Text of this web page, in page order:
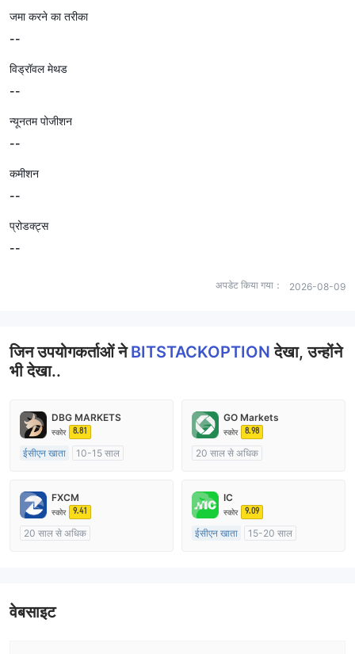
जमा करने का तरीका
--
विड्रॉवल मेथड
--
न्यूनतम पोजीशन
--
कमीशन
--
प्रोडक्ट्स
--
अपडेट किया गया： 2026-08-09
जिन उपयोगकर्ताओं नेBITSTACKOPTIONदेखा, उन्होंने
भी देखा..
DBG MARKETS
स्कोर 8.81
ईसीएन खाता
10-15 साल
मार्केट मेकिंग (एमएम)
मुख्य-लेबल MT4
GO Markets
स्कोर 8.98
20 साल से अधिक
मार्केट मेकिंग (एमएम)
FXCM
स्कोर 9.41
20 साल से अधिक
IC
स्कोर 9.09
ईसीएन खाता
15-20 साल
वेबसाइट